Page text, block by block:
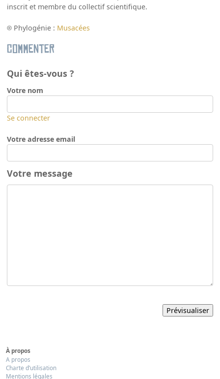
inscrit et membre du collectif scientifique.
Phylogénie : Musacées
Commenter
Qui êtes-vous ?
Votre nom
Se connecter
Votre adresse email
Votre message
À propos
A propos
Charte d’utilisation
Mentions légales